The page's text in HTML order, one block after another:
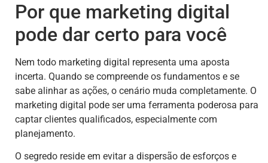
Por que marketing digital
pode dar certo para você
Nem todo marketing digital representa uma aposta
incerta. Quando se compreende os fundamentos e se
sabe alinhar as ações, o cenário muda completamente. O
marketing digital pode ser uma ferramenta poderosa para
captar clientes qualificados, especialmente com
planejamento.
O segredo reside em evitar a dispersão de esforços e